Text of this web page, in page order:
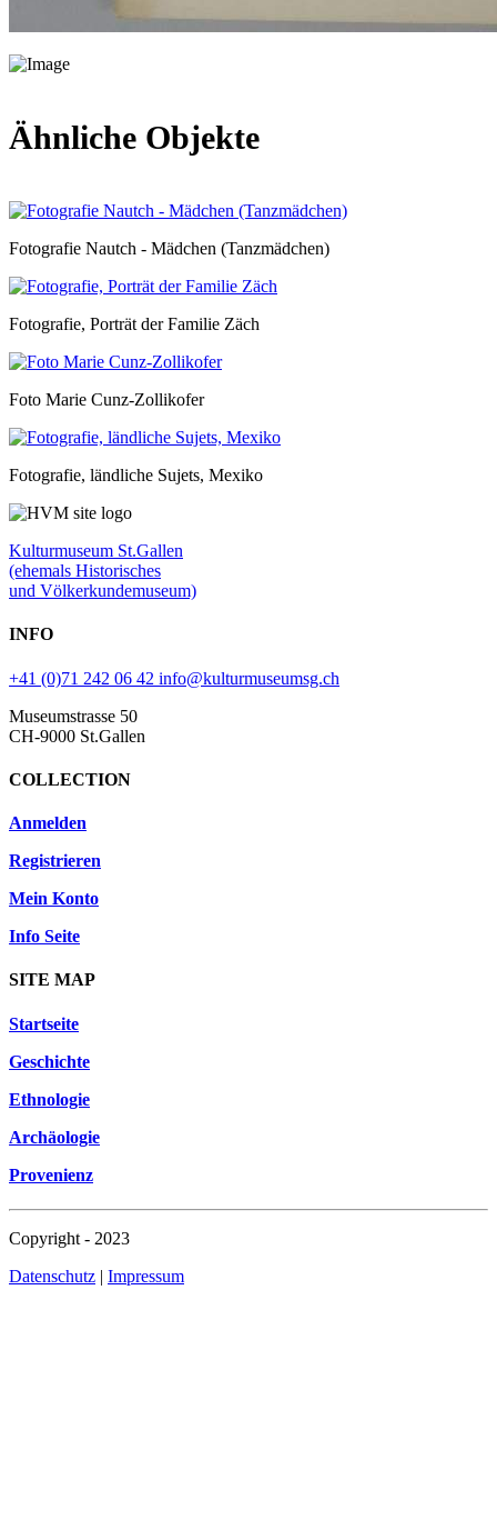
Ähnliche Objekte
Fotografie Nautch - Mädchen (Tanzmädchen)
Fotografie, Porträt der Familie Zäch
Foto Marie Cunz-Zollikofer
Fotografie, ländliche Sujets, Mexiko
Kulturmuseum St.Gallen
(ehemals Historisches
und Völkerkundemuseum)
INFO
+41 (0)71 242 06 42 info@kulturmuseumsg.ch
Museumstrasse 50
CH-9000 St.Gallen
COLLECTION
Anmelden
Registrieren
Mein Konto
Info Seite
SITE MAP
Startseite
Geschichte
Ethnologie
Archäologie
Provenienz
Copyright - 2023
Datenschutz | Impressum